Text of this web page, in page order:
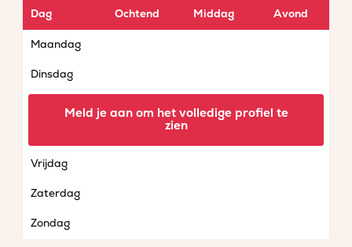
Dag Ochtend Middag Avond
Maandag
Dinsdag
Vrijdag
Zaterdag
Zondag
Meld je aan om het volledige profiel te
zien